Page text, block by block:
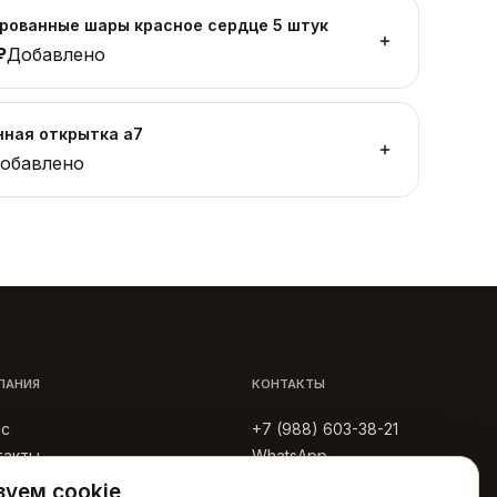
шары красное сердце 5 штук
Добавлено
открытка а7
КОНТАКТЫ
+7 (988) 603-38-21
WhatsApp